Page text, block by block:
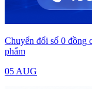
Chuyển đổi số 0 đồng
phẩm
05 AUG